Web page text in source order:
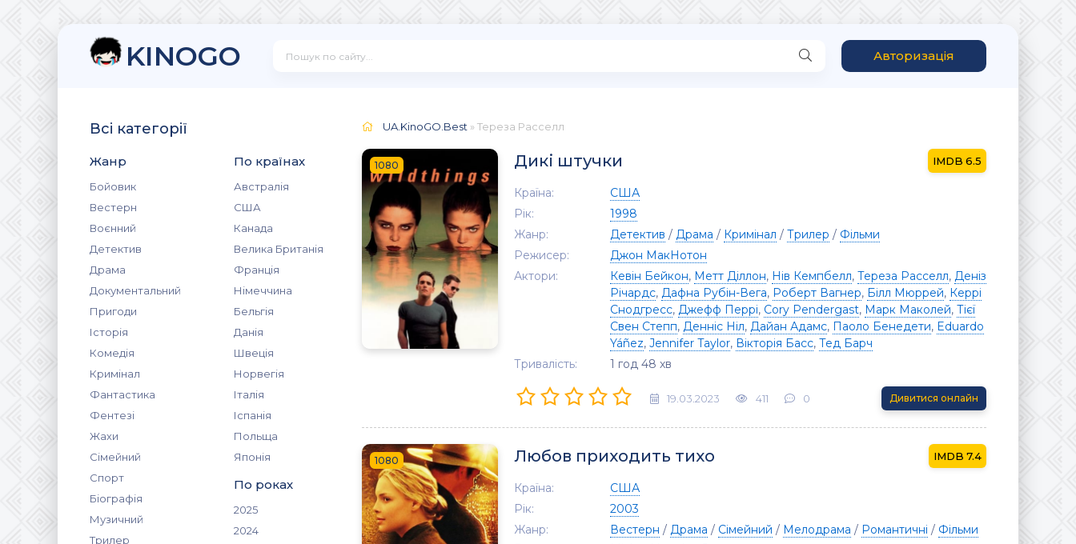
KINOGO Авторизація
Всі категорії
Жанр
Бойовик
Вестерн
Воєнний
Детектив
Драма
Документальний
Пригоди
Історія
Комедія
Кримінал
Фантастика
Фентезі
Жахи
Сімейний
Спорт
Біографія
Музичний
Трилер
По країнах
Австралія
США
Канада
Велика Британія
Франція
Німеччина
Бельгія
Данія
Швеція
Норвегія
Італія
Іспанія
Польща
Японія
По роках
2025
2024
UA.KinoGO.Best » Тереза ​​Расселл
1080 Дикі штучки 6.5
Країна:
США
Рік:
1998
Жанр:
Детектив / Драма / Кримінал / Трилер / Фільми
Режисер:
Джон МакНотон
Актори:
Кевін Бейкон, Метт Діллон, Нів Кемпбелл, Тереза ​​Расселл, Деніз
Річардс, Дафна Рубін-Вега, Роберт Вагнер, Білл Мюррей, Керрі
Снодгресс, Джефф Перрі, Cory Pendergast, Марк Маколей, Тієї
Свен Степп, Денніс Ніл, Дайан Адамс, Паоло Бенедети, Eduardo
Yáñez, Jennifer Taylor, Вікторія Басс, Тед Барч
Тривалість:
1 год 48 хв
19.03.2023 411 0 Дивитися онлайн
1080 Любов приходить тихо 7.4
Країна:
США
Рік:
2003
Жанр:
Вестерн / Драма / Сімейний / Мелодрама / Романтичні / Фільми